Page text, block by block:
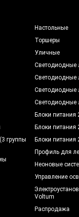
группы
Настольные
Торшеры
Уличные
Светодиодные
Светодиодные
Светодиодные
Светодиодные
Блоки питания
Блоки питания
Блоки питания
Профиль для
Неоновые
Управление
Voltum
Распродажа